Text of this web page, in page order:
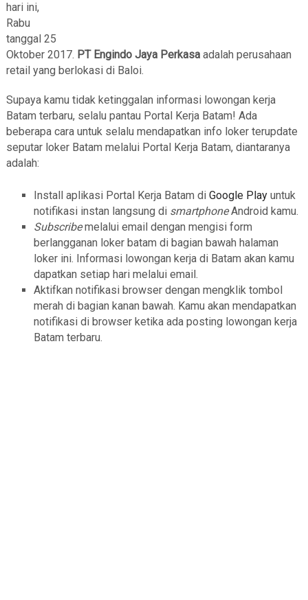
hari ini,
Rabu
tanggal 25
Oktober 2017. PT Engindo Jaya Perkasaadalah perusahaan
retail yang berlokasi di Baloi.
Supaya kamu tidak ketinggalan informasi lowongan kerja
Batam terbaru, selalu pantau Portal Kerja Batam! Ada
beberapa cara untuk selalu mendapatkan info loker terupdate
seputar loker Batam melalui Portal Kerja Batam, diantaranya
adalah:
Install aplikasi Portal Kerja Batam di Google Playuntuk
notifikasi instan langsung di smartphoneAndroid kamu.
Subscribemelalui email dengan mengisi form
berlangganan loker batam di bagian bawah halaman
loker ini. Informasi lowongan kerja di Batam akan kamu
dapatkan setiap hari melalui email.
Aktifkan notifikasi browser dengan mengklik tombol
merah di bagian kanan bawah. Kamu akan mendapatkan
notifikasi di browser ketika ada posting lowongan kerja
Batam terbaru.